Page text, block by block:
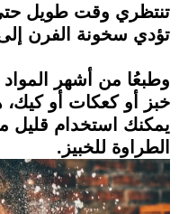
تنتظري وقت طويل
تؤدي سخونة الفرن إلى
وطبعُا من أشهر
خبز أو كعكات أو كيك،
يمكنك استخدام قليل
الطراوة للخبيز.